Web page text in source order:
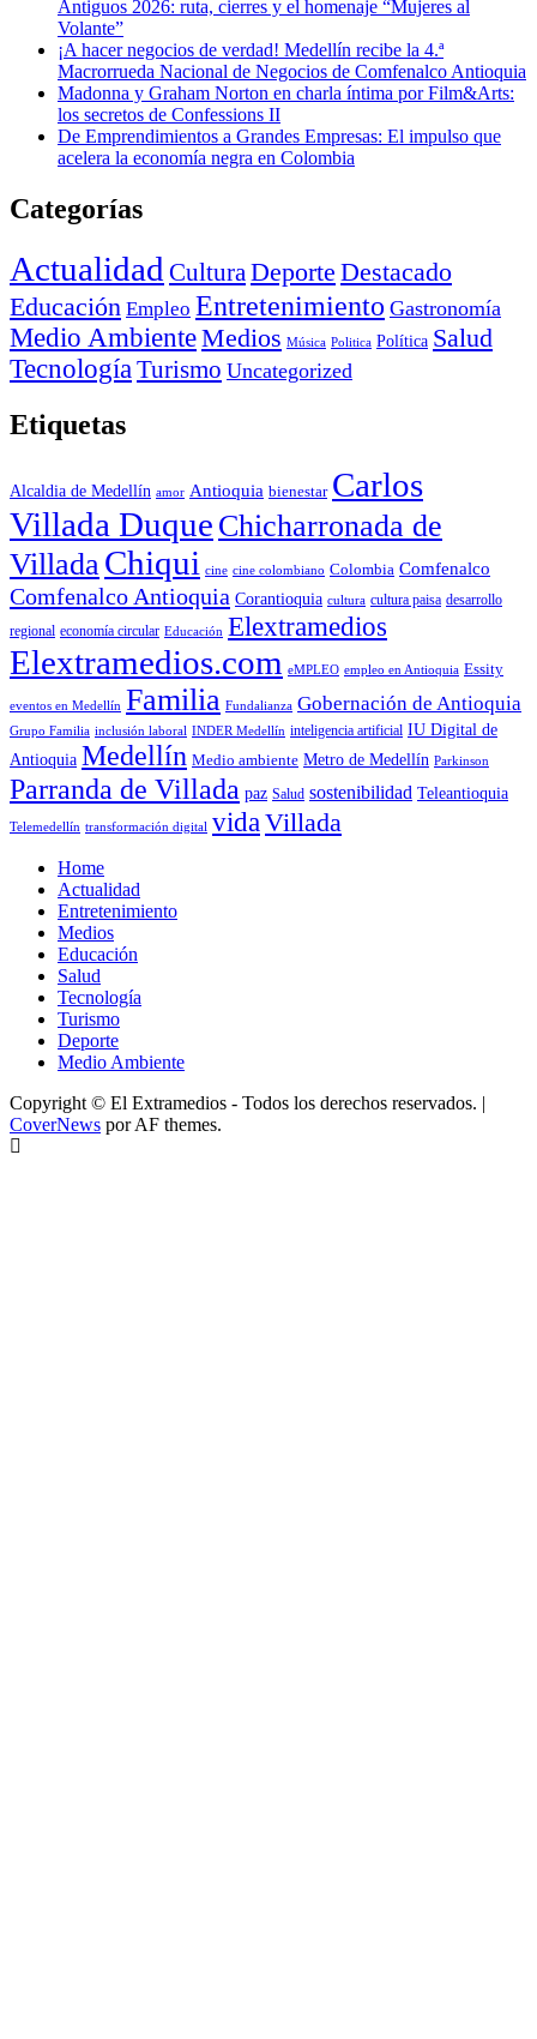
Antiguos 2026: ruta, cierres y el homenaje “Mujeres al
Volante”
¡A hacer negocios de verdad! Medellín recibe la 4.ª
Macrorrueda Nacional de Negocios de Comfenalco Antioquia
Madonna y Graham Norton en charla íntima por Film&Arts:
los secretos de Confessions II
De Emprendimientos a Grandes Empresas: El impulso que
acelera la economía negra en Colombia
Categorías
Actualidad Cultura Deporte Destacado
Educación Empleo Entretenimiento Gastronomía
Medio AmbienteMedios Música Politica Política Salud
Tecnología Turismo Uncategorized
Etiquetas
Alcaldia de Medellín amor Antioquia bienestar Carlos
Villada Duque Chicharronada de
Villada Chiqui cine cine colombiano Colombia Comfenalco
Comfenalco Antioquia Corantioquia cultura cultura paisa desarrollo
regional economía circular Educación Elextramedios
Elextramedios.com eMPLEO empleo en Antioquia Essity
eventos en Medellín Familia Fundalianza Gobernación de Antioquia
Grupo Familia inclusión laboral INDER Medellín inteligencia artificial IU Digital de
Antioquia Medellín Medio ambiente Metro de Medellín Parkinson
Parranda de Villada paz Salud sostenibilidad Teleantioquia
Telemedellín transformación digital vida Villada
Home
Actualidad
Entretenimiento
Medios
Educación
Salud
Tecnología
Turismo
Deporte
Medio Ambiente
Copyright © El Extramedios - Todos los derechos reservados. |
CoverNews por AF themes.